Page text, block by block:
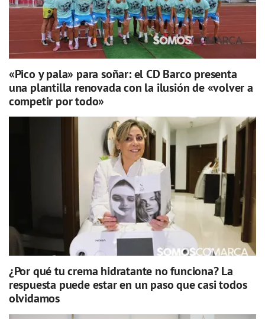
«Pico y pala» para soñar: el CD Barco presenta
una plantilla renovada con la ilusión de «volver a
competir por todo»
¿Por qué tu crema hidratante no funciona? La
respuesta puede estar en un paso que casi todos
olvidamos